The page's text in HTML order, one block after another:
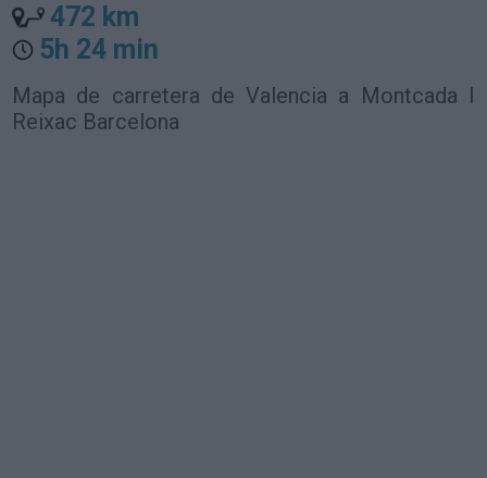
472 km
5h 24 min
Mapa de carretera de Valencia a Montcada I
Reixac Barcelona